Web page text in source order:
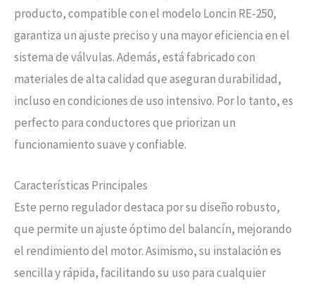
producto, compatible con el modelo Loncin RE-250,
garantiza un ajuste preciso y una mayor eficiencia en el
sistema de válvulas. Además, está fabricado con
materiales de alta calidad que aseguran durabilidad,
incluso en condiciones de uso intensivo. Por lo tanto, es
perfecto para conductores que priorizan un
funcionamiento suave y confiable.
Características Principales
Este perno regulador destaca por su diseño robusto,
que permite un ajuste óptimo del balancín, mejorando
el rendimiento del motor. Asimismo, su instalación es
sencilla y rápida, facilitando su uso para cualquier